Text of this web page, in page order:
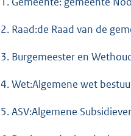
2. Raad:de Raad van de
3. Burgemeester en
4. Wet:Algemene wet
5. ASV:Algemene